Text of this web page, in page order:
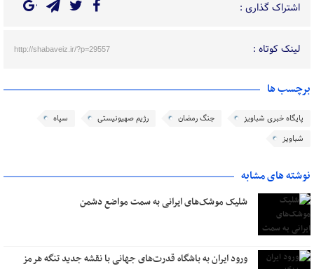
اشتراک گذاری :
لینک کوتاه : http://shabaveiz.ir/?p=29557
برچسب ها
پایگاه خبری شباویز جنگ رمضان رژیم صهیونیستی
سپاه
شباویز
نوشته های مشابه
شلیک موشک‌های ایرانی به سمت مواضع دشمن
ورود ایران به باشگاه قدرت‌های جهانی با نقشه جدید تنگه هرمز